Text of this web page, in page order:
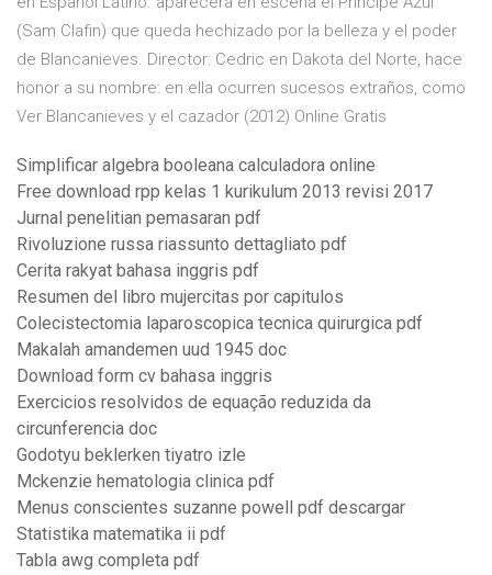
(Sam Clafin) que queda hechizado por la belleza y el poder
de Blancanieves. Director: Cedric en Dakota del Norte, hace
honor a su nombre: en ella ocurren sucesos extraños, como
Ver Blancanieves y el cazador (2012) Online Gratis
Simplificar algebra booleana calculadora online
Free download rpp kelas 1 kurikulum 2013 revisi 2017
Jurnal penelitian pemasaran pdf
Rivoluzione russa riassunto dettagliato pdf
Cerita rakyat bahasa inggris pdf
Resumen del libro mujercitas por capitulos
Colecistectomia laparoscopica tecnica quirurgica pdf
Makalah amandemen uud 1945 doc
Download form cv bahasa inggris
Exercicios resolvidos de equação reduzida da
circunferencia doc
Godotyu beklerken tiyatro izle
Mckenzie hematologia clinica pdf
Menus conscientes suzanne powell pdf descargar
Statistika matematika ii pdf
Tabla awg completa pdf